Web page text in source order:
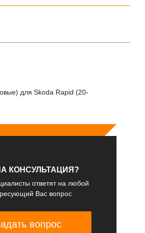
для Skoda Rapid (20-
КОНСУЛЬТАЦИЯ?
ответят на любой
Вас вопрос
вопрос